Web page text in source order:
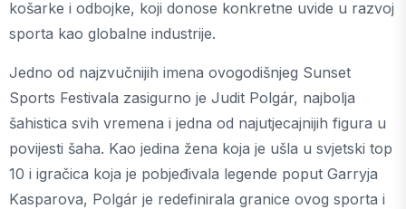
košarke i odbojke, koji donose konkretne uvide u razvoj
sporta kao globalne industrije.
Jedno od najzvučnijih imena ovogodišnjeg Sunset
Sports Festivala zasigurno je Judit Polgár, najbolja
šahistica svih vremena i jedna od najutjecajnijih figura u
povijesti šaha. Kao jedina žena koja je ušla u svjetski top
10 i igračica koja je pobjeđivala legende poput Garryja
Kasparova, Polgár je redefinirala granice ovog sporta i